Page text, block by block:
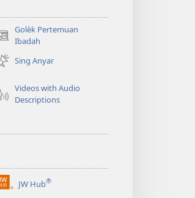
Golèk Pertemuan
Ibadah
new
Sing Anyar
Videos with Audio
Descriptions
JW Hub®